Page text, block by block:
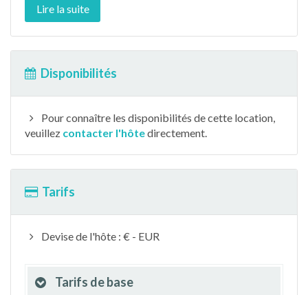
Lire la suite
Disponibilités
Pour connaître les disponibilités de cette location,
veuillez contacter l'hôtedirectement.
Tarifs
Devise de l'hôte : € - EUR
Tarifs de base